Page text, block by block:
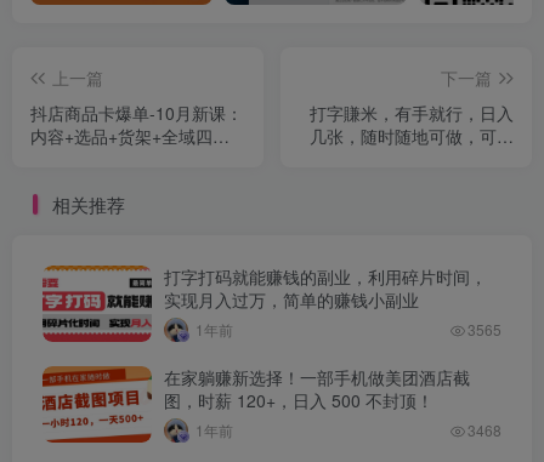
上一篇
抖店商品卡爆单-10月新课：
内容+选品+货架+全域四频
下一篇
打字賺米，有手就行，日入
几张，随时随地可做，可矩
相关推荐
打字打码就能赚钱的副业，利用碎片时间，
实现月入过万，简单的赚钱小副业
1年前 3565
在家躺赚新选择！一部手机做美团酒店截
图，时薪 120+，日入 500 不封顶！
1年前 3468